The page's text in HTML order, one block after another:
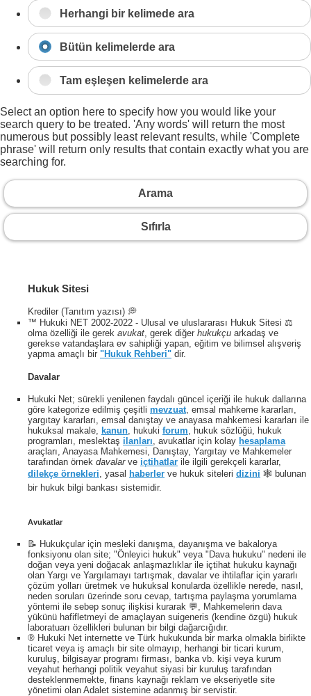
Herhangi bir kelimede ara
Bütün kelimelerde ara
Tam eşleşen kelimelerde ara
Select an option here to specify how you would like your
search query to be treated. 'Any words' will return the most
numerous but possibly least relevant results, while 'Complete
phrase' will return only results that contain exactly what you are
searching for.
Arama
Sıfırla
Hukuk Sitesi
Krediler (Tanıtım yazısı) 💭
™ Hukuki NET 2002-2022 - Ulusal ve uluslararası Hukuk Sitesi ⚖️
olma özelliği ile gerek avukat, gerek diğer hukukçu arkadaş ve
gerekse vatandaşlara ev sahipliği yapan, eğitim ve bilimsel alışveriş
yapma amaçlı bir "Hukuk Rehberi" dir.
Davalar
Hukuki Net; sürekli yenilenen faydalı güncel içeriği ile hukuk dallarına
göre kategorize edilmiş çeşitli mevzuat , emsal mahkeme kararları,
yargıtay kararları, emsal danıştay ve anayasa mahkemesi kararları ile
hukuksal makale,
kanun , hukuki forum , hukuk sözlüğü, hukuk
programları, meslektaş ilanları , avukatlar için kolay hesaplama
araçları, Anayasa Mahkemesi, Danıştay, Yargıtay ve Mahkemeler
tarafından örnek davalarve içtihatlar ile ilgili gerekçeli kararlar,
dilekçe örnekleri , yasal haberler ve hukuk siteleri dizini 🕸 bulunan
bir hukuk bilgi bankası sistemidir.
Avukatlar
📝 Hukukçular için mesleki danışma, dayanışma ve bakalorya
fonksiyonu olan site; "Önleyici hukuk" veya "Dava hukuku" nedeni ile
doğan veya yeni doğacak anlaşmazlıklar ile içtihat hukuku kaynağı
olan Yargı ve Yargılamayı tartışmak, davalar ve ihtilaflar için yararlı
çözüm yolları üretmek ve hukuksal konularda özellikle nerede, nasıl,
neden soruları üzerinde soru cevap, tartışma paylaşma yorumlama
yöntemi ile sebep sonuç ilişkisi kurarak 💬, Mahkemelerin dava
yükünü hafifletmeyi de amaçlayan suigeneris (kendine özgü) hukuk
laboratuarı özellikleri bulunan bir bilgi dağarcığıdır.
® Hukuki Net internette ve Türk hukukunda bir marka olmakla birlikte
ticaret veya iş amaçlı bir site olmayıp, herhangi bir ticari kurum,
kuruluş, bilgisayar programı firması, banka vb. kişi veya kurum
veyahut herhangi politik veyahut siyasi bir kuruluş tarafından
desteklenmemekte, finans kaynağı reklam ve ekseriyetle site
yönetimi olan Adalet sistemine adanmış bir servistir.